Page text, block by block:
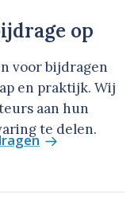
op
voor bijdragen
en praktijk. Wij
aan hun
te delen.